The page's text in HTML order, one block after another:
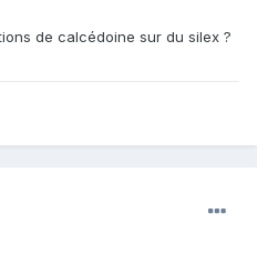
de calcédoine sur du silex ?